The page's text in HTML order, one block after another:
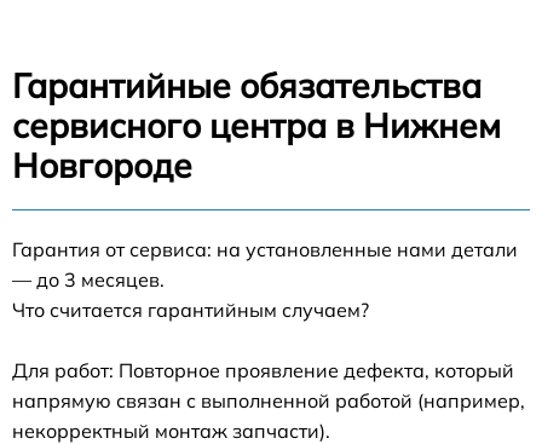
Гарантийные обязательства
сервисного центра в Нижнем
Новгороде
Гарантия от сервиса: на установленные нами детали
— до 3 месяцев.
Что считается гарантийным случаем?
Для работ: Повторное проявление дефекта, который
напрямую связан с выполненной работой (например,
некорректный монтаж запчасти).